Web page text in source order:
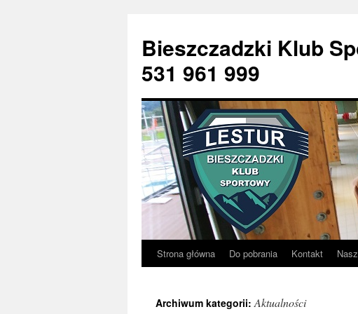
Bieszczadzki
531 961 999
Przejdź
treści
Strona główna Do pobrania Kontakt
Archiwum kategorii:Aktualności